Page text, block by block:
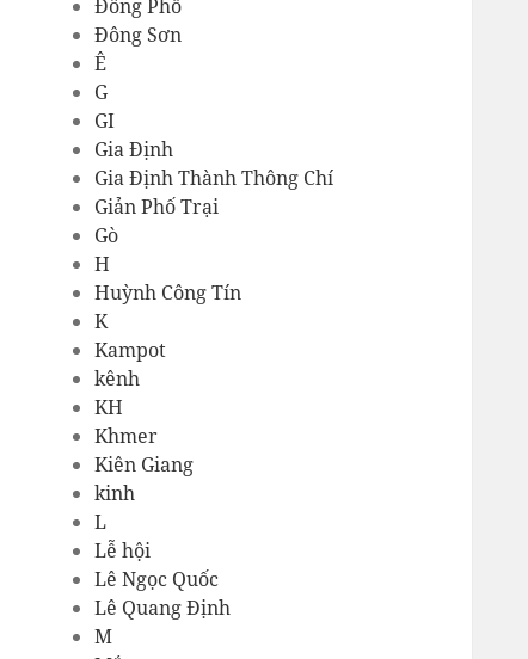
Đông Phố
Đông Sơn
Ê
G
GI
Gia Định
Gia Định Thành Thông Chí
Giản Phố Trại
Gò
H
Huỳnh Công Tín
K
Kampot
kênh
KH
Khmer
Kiên Giang
kinh
L
Lễ hội
Lê Ngọc Quốc
Lê Quang Định
M